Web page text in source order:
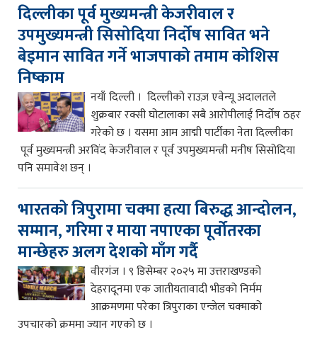
दिल्लीका पूर्व मुख्यमन्त्री केजरीवाल र
उपमुख्यमन्त्री सिसोदिया निर्दोष सावित भने
बेइमान सावित गर्ने भाजपाको तमाम कोशिस
निष्काम
नयाँ दिल्ली । दिल्लीको राउज़ एवेन्यू अदालतले
शुक्रबार रक्सी घोटालाका सबै आरोपीलाई निर्दोष ठहर
गरेको छ । यसमा आम आद्मी पार्टीका नेता दिल्लीका
पूर्व मुख्यमन्त्री अरविंद केजरीवाल र पूर्व उपमुख्यमन्त्री मनीष सिसोदिया
पनि समावेश छन् ।
भारतको त्रिपुरामा चक्मा हत्या बिरुद्ध आन्दोलन,
सम्मान, गरिमा र माया नपाएका पूर्वोतरका
मान्छेहरु अलग देशको माँग गर्दै
वीरगंज । ९ डिसेम्बर २०२५ मा उत्तराखण्डको
देहरादूनमा एक जातीयतावादी भीडको निर्मम
आक्रमणमा परेका त्रिपुराका एन्जेल चक्माको
उपचारको क्रममा ज्यान गएको छ ।